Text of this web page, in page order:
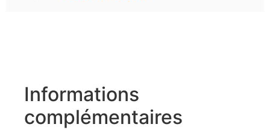
Informations
complémentaires